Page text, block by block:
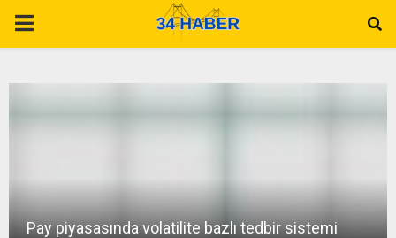
P
A
Pay piyasasında volatilite bazlı tedbir sistemi